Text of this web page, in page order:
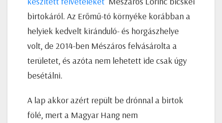
birtokáról. Az Erőmű-tó környéke korábban a
helyiek kedvelt kiránduló- és horgászhelye
volt, de 2014-ben Mészáros felvásárolta a
területet, és azóta nem lehetett ide csak úgy
besétálni.
A lap akkor azért repült be drónnal a birtok
fölé, mert a Magyar Hang nem